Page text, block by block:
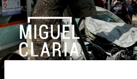
La
Mesa